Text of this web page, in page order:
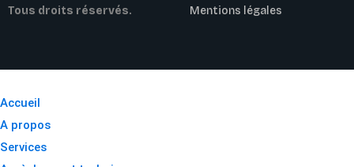
Tous droits réservés.
Mentions légales
Accueil
A propos
Services